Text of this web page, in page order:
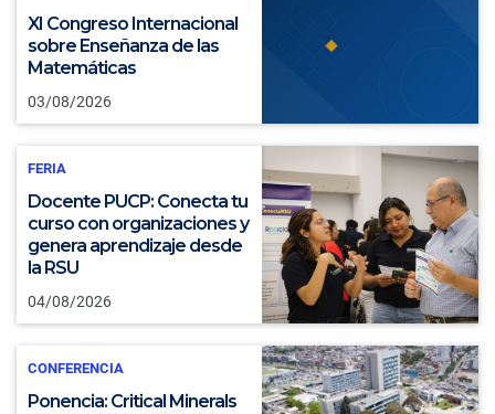
XI Congreso Internacional
sobre Enseñanza de las
Matemáticas
03/08/2026
FERIA
Docente PUCP: Conecta tu
curso con organizaciones y
genera aprendizaje desde
la RSU
04/08/2026
CONFERENCIA
Ponencia: Critical Minerals